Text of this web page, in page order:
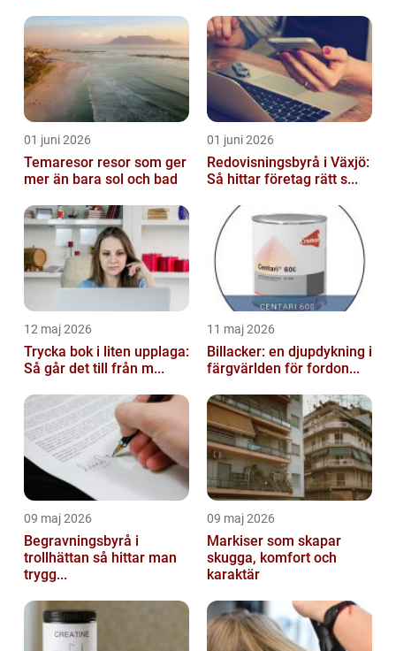
01 juni 2026
Temaresor resor som ger
mer än bara sol och bad
01 juni 2026
Redovisningsbyrå i Växjö:
Så hittar företag rätt s...
12 maj 2026
Trycka bok i liten upplaga:
Så går det till från m...
11 maj 2026
Billacker: en djupdykning i
färgvärlden för fordon...
09 maj 2026
Begravningsbyrå i
trollhättan så hittar man
trygg...
09 maj 2026
Markiser som skapar
skugga, komfort och
karaktär